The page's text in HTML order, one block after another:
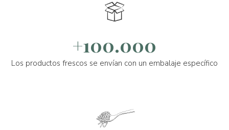
+100.000
Los productos frescos se envían con un embalaje específico